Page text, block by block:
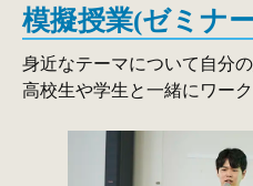
模擬授業(ゼミナ
身近なテーマについて自分
高校生や学生と一緒にワーク